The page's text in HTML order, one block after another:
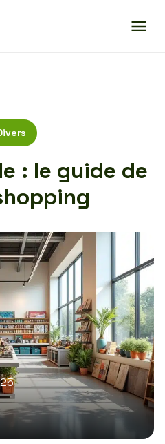
: le guide de